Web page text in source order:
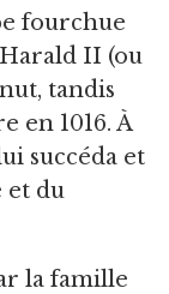
fourchue
Harald II (ou
tandis
en 1016. À
succéda et
et du
la famille